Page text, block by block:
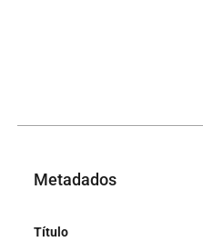
Metadados
Título